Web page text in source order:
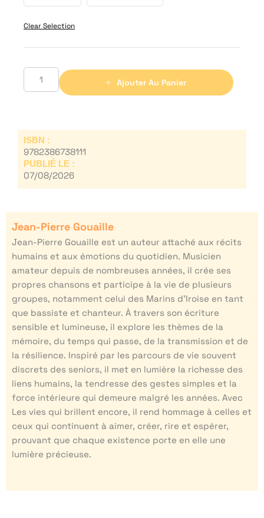
Clear Selection
Ajouter Au Panier
ISBN :
9782386738111
PUBLIÉ LE :
07/08/2026
Jean-Pierre Gouaille
Jean-Pierre Gouaille est un auteur attaché aux récits
humains et aux émotions du quotidien. Musicien
amateur depuis de nombreuses années, il crée ses
propres chansons et participe à la vie de plusieurs
groupes, notamment celui des Marins d’Iroise en tant
que bassiste et chanteur. À travers son écriture
sensible et lumineuse, il explore les thèmes de la
mémoire, du temps qui passe, de la transmission et de
la résilience. Inspiré par les parcours de vie souvent
discrets des seniors, il met en lumière la richesse des
liens humains, la tendresse des gestes simples et la
force intérieure qui demeure malgré les années. Avec
Les vies qui brillent encore, il rend hommage à celles et
ceux qui continuent à aimer, créer, rire et espérer,
prouvant que chaque existence porte en elle une
lumière précieuse.